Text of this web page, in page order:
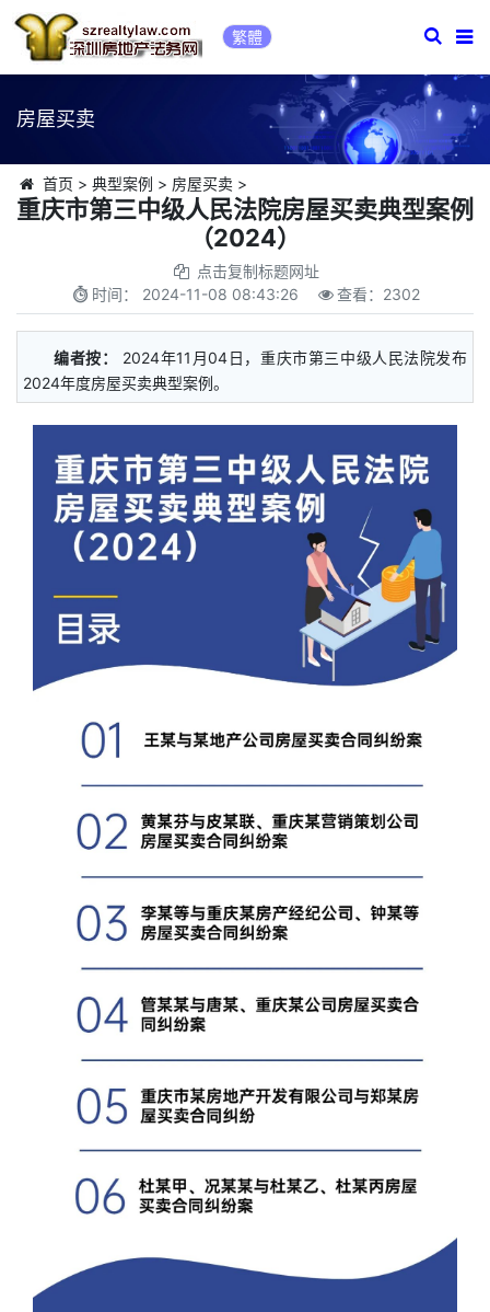
繁體
房屋买卖
首页 > 典型案例 > 房屋买卖>
重庆市第三中级人民法院房屋买卖典型案例
（2024）
点击复制标题网址
时间： 2024-11-08 08:43:26 查看： 2302
编者按：
2024年11月04日，重庆市第三中级人民法院发布
2024年度房屋买卖典型案例。